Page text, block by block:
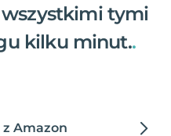
wszystkimi tymi
kilku minut..
Amazon